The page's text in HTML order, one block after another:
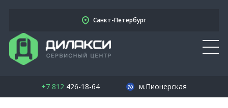
Санкт-Петербург
+7 812426-18-64 м.Пионерская